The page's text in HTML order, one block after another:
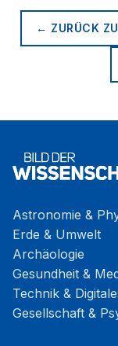
← ZURÜCK ZU
Astronomie &
Erde & Umwelt
Archäologie
Gesundheit &
Technik &
Gesellschaft &